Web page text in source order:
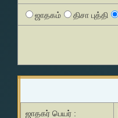
ஜாதகம் திசா புத்தி
ஜாதகர் பெயர் :